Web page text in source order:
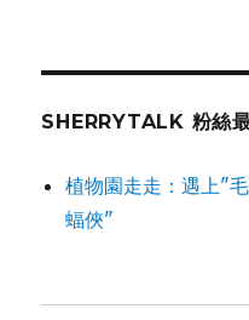
SHERRYTALK 粉絲
植物園走走：遇上"
蝠俠"